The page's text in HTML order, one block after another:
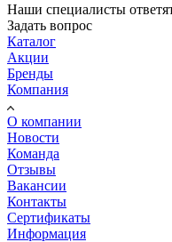
Наши специалисты
Задать вопрос
Каталог
Акции
Бренды
Компания
О компании
Новости
Команда
Отзывы
Вакансии
Контакты
Сертификаты
Информация